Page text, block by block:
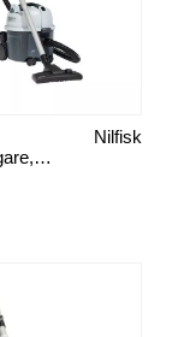
Dammsugare, VP300 Hepa Basic
Nilfisk